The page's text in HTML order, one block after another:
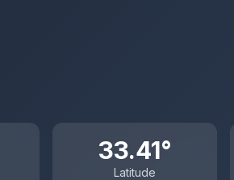
33.41°
Latitude